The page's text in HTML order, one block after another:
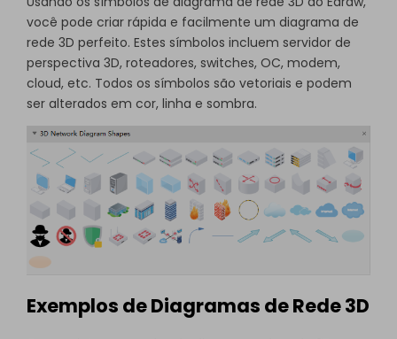
você pode criar rápida e facilmente um diagrama de
rede 3D perfeito. Estes símbolos incluem servidor de
perspectiva 3D, roteadores, switches, OC, modem,
cloud, etc. Todos os símbolos são vetoriais e podem
ser alterados em cor, linha e sombra.
Exemplos de Diagramas de Rede 3D